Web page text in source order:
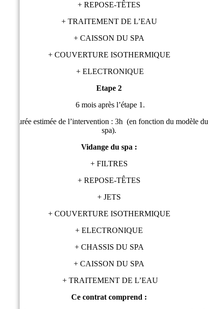
+ REPOSE-TÊTES
+ TRAITEMENT DE L’EAU
+ CAISSON DU SPA
+ COUVERTURE ISOTHERMIQUE
+ ELECTRONIQUE
Etape 2
6 mois après l’étape 1.
Durée estimée de l’intervention : 3h (en fonction du modèle du
spa).
Vidange du spa :
+ FILTRES
+ REPOSE-TÊTES
+ JETS
+ COUVERTURE ISOTHERMIQUE
+ ELECTRONIQUE
+ CHASSIS DU SPA
+ CAISSON DU SPA
+ TRAITEMENT DE L’EAU
Ce contrat comprend :